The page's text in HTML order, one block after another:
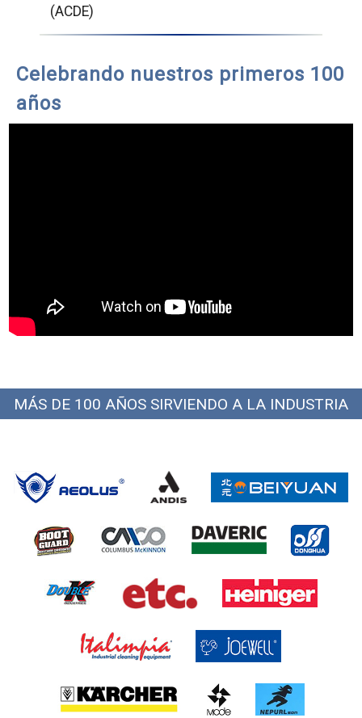
(ACDE)
Celebrando nuestros primeros 100
años
MÁS DE 100 AÑOS SIRVIENDO A LA INDUSTRIA